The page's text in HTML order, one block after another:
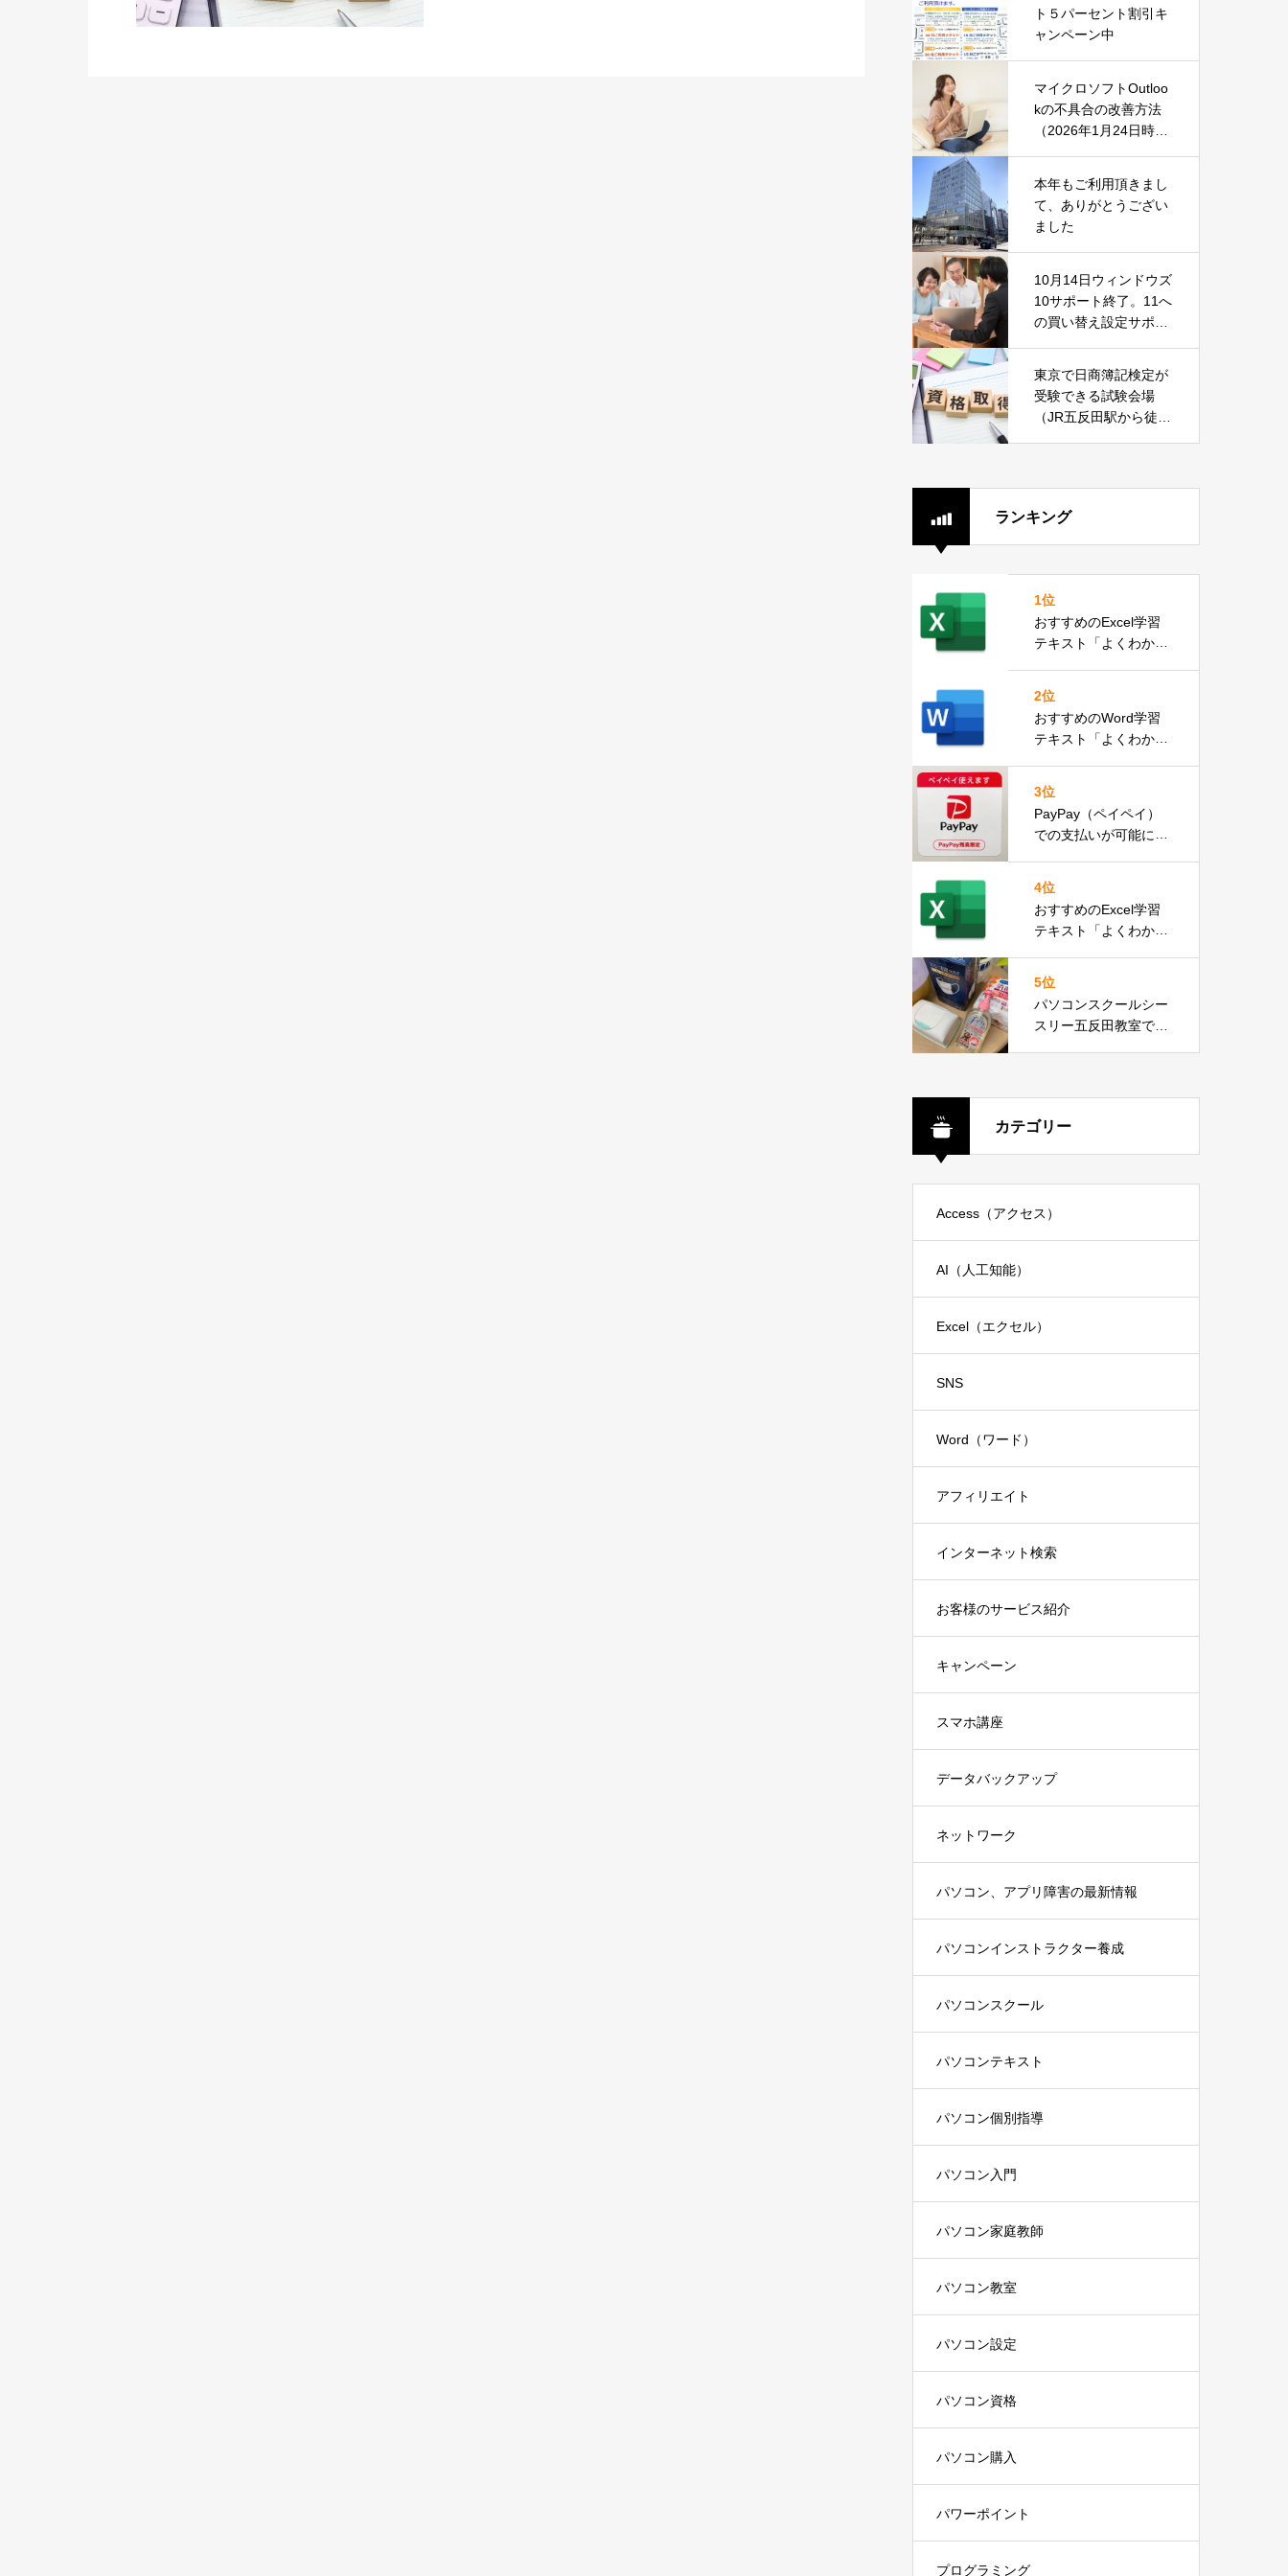
ト５パーセント割引キ
ャンペーン中
マイクロソフトOutloo
kの不具合の改善方法
（2026年1月24日時
本年もご利用頂きまし
て、ありがとうござい
ました
10月14日ウィンドウズ
10サポート終了。11へ
の買い替え設定サポー
東京で日商簿記検定が
受験できる試験会場
（JR五反田駅から徒歩
ランキング
1位
おすすめのExcel学習
テキスト「よくわかる
2位
おすすめのWord学習
テキスト「よくわかる
3位
PayPay（ペイペイ）
での支払いが可能にな
4位
おすすめのExcel学習
テキスト「よくわかる
5位
パソコンスクールシー
スリー五反田教室で
カテゴリー
Access（アクセス）
AI（人工知能）
Excel（エクセル）
SNS
Word（ワード）
アフィリエイト
インターネット検索
お客様のサービス紹介
キャンペーン
スマホ講座
データバックアップ
ネットワーク
パソコン、アプリ障害の最新情報
パソコンインストラクター養成
パソコンスクール
パソコンテキスト
パソコン個別指導
パソコン入門
パソコン家庭教師
パソコン教室
パソコン設定
パソコン資格
パソコン購入
パワーポイント
プログラミング